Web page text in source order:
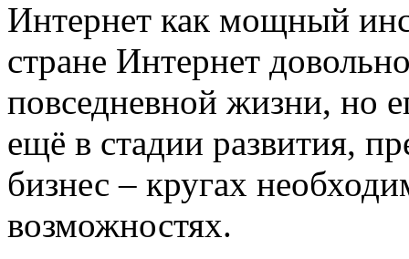
Интернет как мощный
стране Интернет
повседневной жизни, но
ещё в стадии развития,
бизнес – кругах
возможностях.